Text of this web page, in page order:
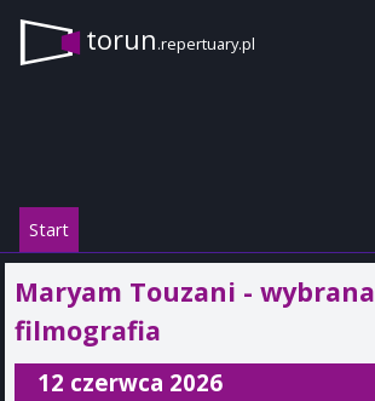
torun.repertuary.pl
Start
Maryam Touzani - wybrana
filmografia
12 czerwca 2026